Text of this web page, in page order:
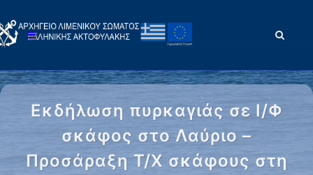
Εκδήλωση πυρκαγιάς σε Ι/Φ
σκάφος στο Λαύριο –
Προσάραξη Τ/Χ σκάφους στη